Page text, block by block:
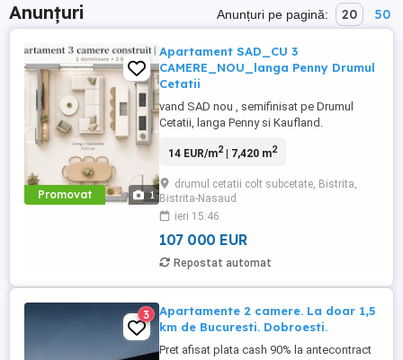
Anunțuri Anunțuri pe pagină: 20 50
Promovat 1
Apartament SAD_CU 3
CAMERE_NOU_langa Penny Drumul
Cetatii
vand SAD nou , semifinisat pe Drumul
Cetatii, langa Penny si Kaufland.
14 EUR/m2| 7,420 m2
drumul cetatii colt subcetate, Bistrita,
Bistrita-Nasaud
ieri 15:46
107 000 EUR
Repostat automat
3
Apartamente 2 camere. La doar 1,5
km de Bucuresti. Dobroesti.
Pret afisat plata cash 90% la antecontract